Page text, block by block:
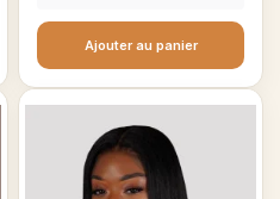
Ajouter au panier